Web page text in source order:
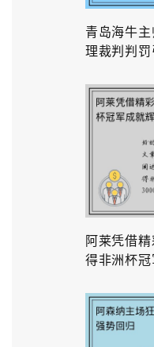
青岛海牛
理裁判判罚
阿莱凭借
得非洲杯